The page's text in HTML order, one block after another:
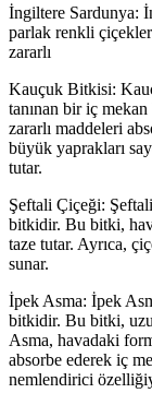
İngiltere Sardunya:
parlak renkli
zararlı
Kauçuk Bitkisi:
tanınan bir iç
zararlı maddeleri
büyük yaprakları
tutar.
Şeftali Çiçeği:
bitkidir. Bu bitki,
taze tutar. Ayrıca,
sunar.
İpek Asma: İpek
bitkidir. Bu bitki,
Asma, havadaki
absorbe ederek iç
nemlendirici